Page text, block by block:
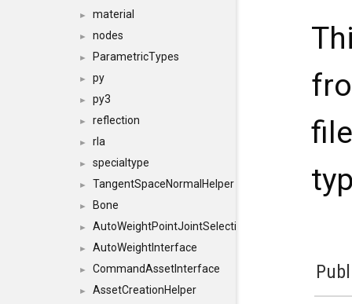
► material
► nodes
► ParametricTypes
► py
► py3
► reflection
► rla
► specialtype
► TangentSpaceNormalHelper
► Bone
► AutoWeightPointJointSelections
► AutoWeightInterface
► CommandAssetInterface
► AssetCreationHelper